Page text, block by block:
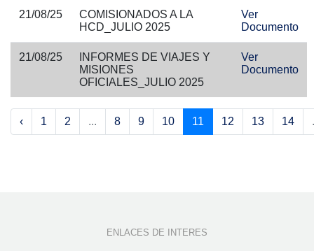
21/08/25
COMISIONADOS A LA
HCD_JULIO 2025
Ver
Documento
21/08/25
INFORMES DE VIAJES Y
MISIONES
OFICIALES_JULIO 2025
Ver
Documento
‹ 1 2 ... 8 9 10 11 12 13 14
ENLACES DE INTERES